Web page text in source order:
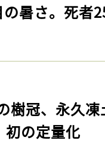
暑さ。死者
樹冠、永久
初の定量化
会員登録